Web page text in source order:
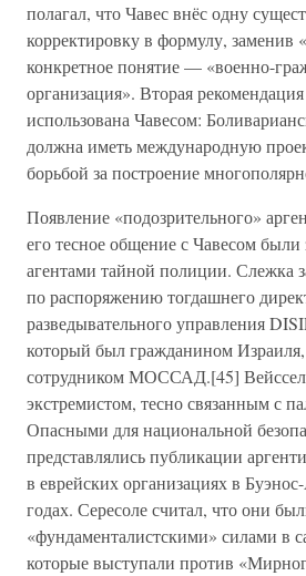
полагал, что Чавес внёс одну
корректировку в формулу, заменив
конкретное понятие — «военно-
организация». Вторая
использована Чавесом:
должна иметь международную
борьбой за построение
Появление «подозрительного»
его тесное общение с Чавесом
агентами тайной полиции. Слежка
по распоряжению тогдашнего
разведывательного управления
который был гражданином
сотрудником МОССАД.[45]
экстремистом, тесно связанным с
Опасными для национальной
представлялись публикации
в еврейских организациях в
годах. Сересоле считал, что они
«фундаменталистскими» силами в
которые выступали против